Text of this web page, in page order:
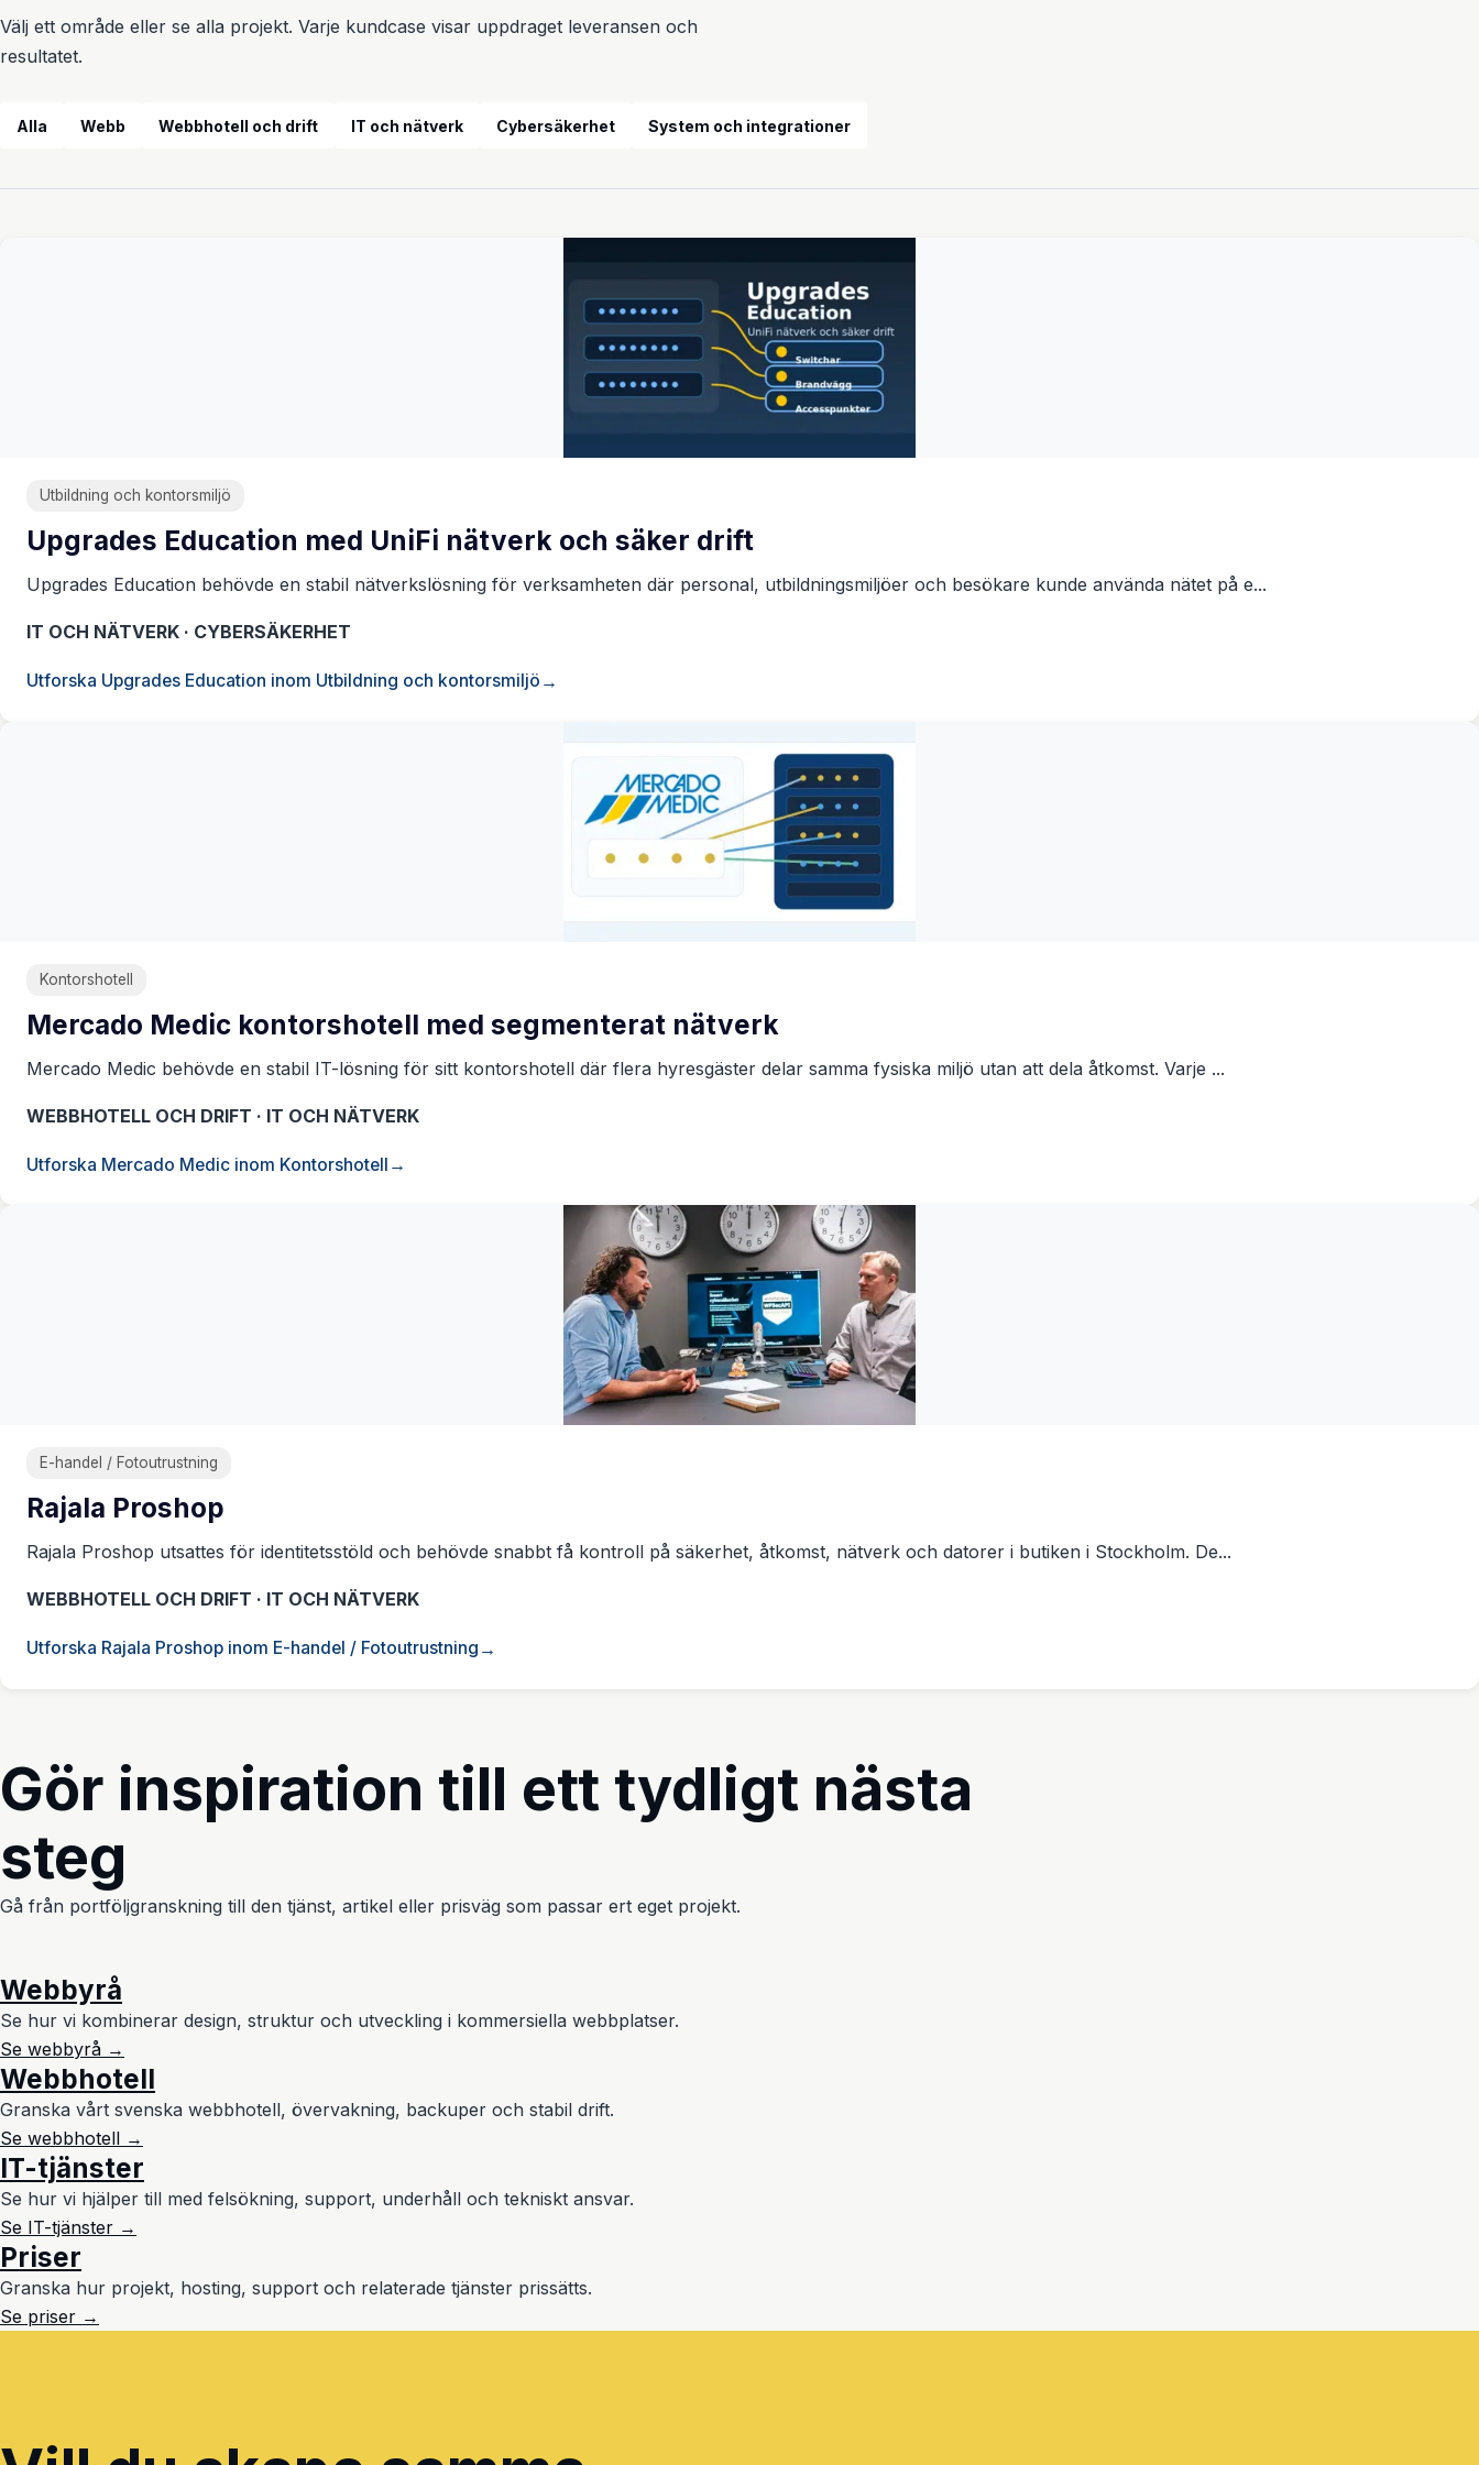
Välj ett område eller se alla projekt. Varje kundcase visar uppdraget leveransen och
resultatet.
Alla Webb Webbhotell och drift IT och nätverk Cybersäkerhet System och integrationer
Utbildning och kontorsmiljö
Upgrades Education med UniFi nätverk och säker drift
Upgrades Education behövde en stabil nätverkslösning för verksamheten där personal, utbildningsmiljöer och besökare kunde använda nätet på e...
IT OCH NÄTVERK · CYBERSÄKERHET
Utforska Upgrades Education inom Utbildning och kontorsmiljö
Kontorshotell
Mercado Medic kontorshotell med segmenterat nätverk
Mercado Medic behövde en stabil IT-lösning för sitt kontorshotell där flera hyresgäster delar samma fysiska miljö utan att dela åtkomst. Varje ...
WEBBHOTELL OCH DRIFT · IT OCH NÄTVERK
Utforska Mercado Medic inom Kontorshotell
E-handel / Fotoutrustning
Rajala Proshop
Rajala Proshop utsattes för identitetsstöld och behövde snabbt få kontroll på säkerhet, åtkomst, nätverk och datorer i butiken i Stockholm. De...
WEBBHOTELL OCH DRIFT · IT OCH NÄTVERK
Utforska Rajala Proshop inom E-handel / Fotoutrustning
Gör inspiration till ett tydligt nästa
steg
Gå från portföljgranskning till den tjänst, artikel eller prisväg som passar ert eget projekt.
Webbyrå
Se hur vi kombinerar design, struktur och utveckling i kommersiella webbplatser.
Se webbyrå →
Webbhotell
Granska vårt svenska webbhotell, övervakning, backuper och stabil drift.
Se webbhotell →
IT-tjänster
Se hur vi hjälper till med felsökning, support, underhåll och tekniskt ansvar.
Se IT-tjänster →
Priser
Granska hur projekt, hosting, support och relaterade tjänster prissätts.
Se priser →